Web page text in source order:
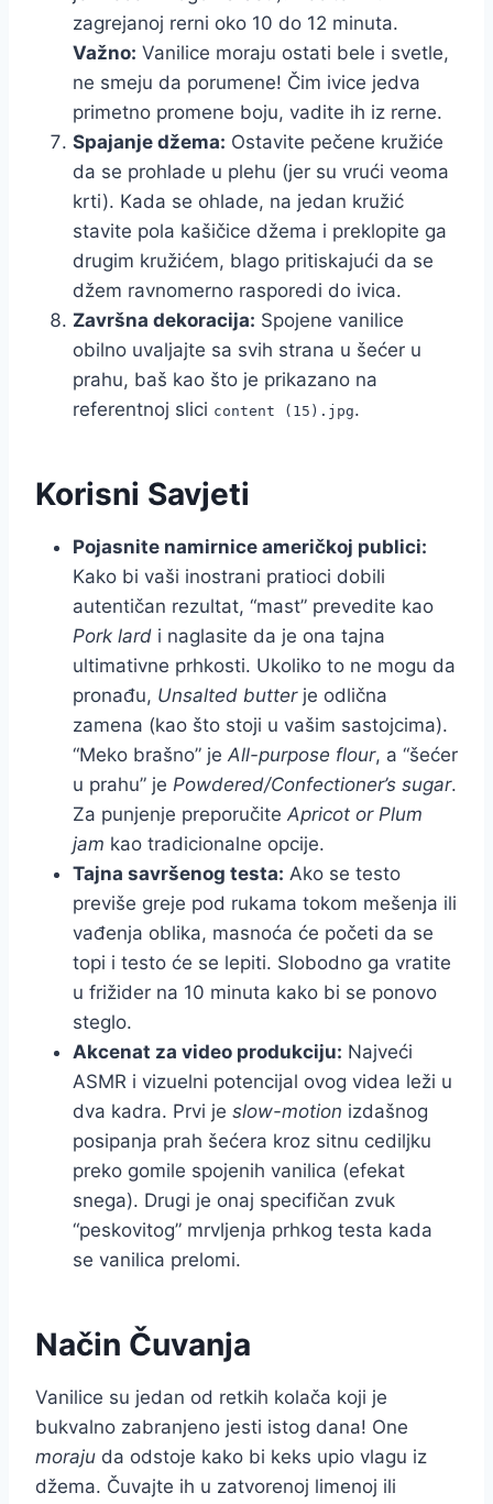
zagrejanoj rerni oko 10 do 12 minuta.
Važno: Vanilice moraju ostati bele i svetle,
ne smeju da porumene! Čim ivice jedva
primetno promene boju, vadite ih iz rerne.
Spajanje džema: Ostavite pečene kružiće
da se prohlade u plehu (jer su vrući veoma
krti). Kada se ohlade, na jedan kružić
stavite pola kašičice džema i preklopite ga
drugim kružićem, blago pritiskajući da se
džem ravnomerno rasporedi do ivica.
Završna dekoracija: Spojene vanilice
obilno uvaljajte sa svih strana u šećer u
prahu, baš kao što je prikazano na
referentnoj slici content (15).jpg.
Korisni Savjeti
Pojasnite namirnice američkoj publici:
Kako bi vaši inostrani pratioci dobili
autentičan rezultat, “mast” prevedite kao
Pork lard i naglasite da je ona tajna
ultimativne prhkosti. Ukoliko to ne mogu da
pronađu, Unsalted butterje odlična
zamena (kao što stoji u vašim sastojcima).
“Meko brašno” je All-purpose flour, a “šećer
u prahu” je Powdered/Confectioner’s sugar.
Za punjenje preporučite Apricot or Plum
jam kao tradicionalne opcije.
Tajna savršenog testa: Ako se testo
previše greje pod rukama tokom mešenja ili
vađenja oblika, masnoća će početi da se
topi i testo će se lepiti. Slobodno ga vratite
u frižider na 10 minuta kako bi se ponovo
steglo.
Akcenat za video produkciju: Najveći
ASMR i vizuelni potencijal ovog videa leži u
dva kadra. Prvi je slow-motion izdašnog
posipanja prah šećera kroz sitnu cediljku
preko gomile spojenih vanilica (efekat
snega). Drugi je onaj specifičan zvuk
“peskovitog” mrvljenja prhkog testa kada
se vanilica prelomi.
Način Čuvanja
Vanilice su jedan od retkih kolača koji je
bukvalno zabranjeno jesti istog dana! One
moraju da odstoje kako bi keks upio vlagu iz
džema. Čuvajte ih u zatvorenoj limenoj ili